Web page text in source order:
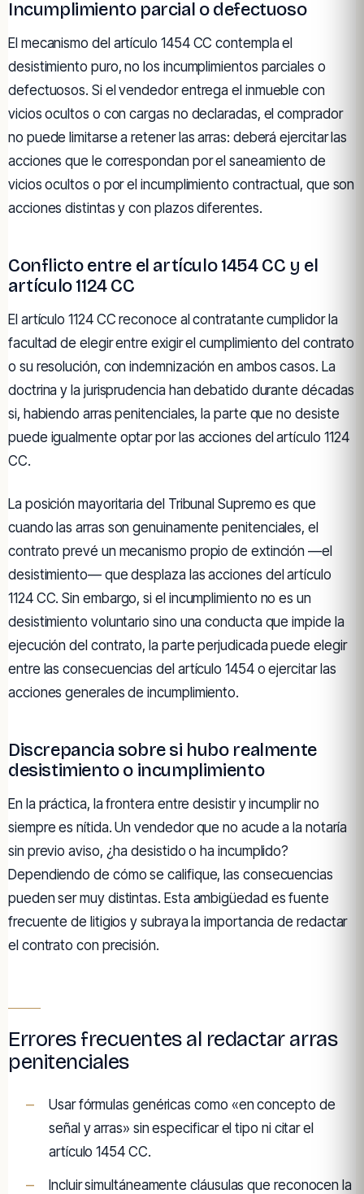
Incumplimiento parcial o defectuoso
El mecanismo del artículo 1454 CC contempla el
desistimiento puro, no los incumplimientos parciales o
defectuosos. Si el vendedor entrega el inmueble con
vicios ocultos o con cargas no declaradas, el comprador
no puede limitarse a retener las arras: deberá ejercitar las
acciones que le correspondan por el saneamiento de
vicios ocultos o por el incumplimiento contractual, que son
acciones distintas y con plazos diferentes.
Conflicto entre el artículo 1454 CC y el
artículo 1124 CC
El artículo 1124 CC reconoce al contratante cumplidor la
facultad de elegir entre exigir el cumplimiento del contrato
o su resolución, con indemnización en ambos casos. La
doctrina y la jurisprudencia han debatido durante décadas
si, habiendo arras penitenciales, la parte que no desiste
puede igualmente optar por las acciones del artículo 1124
CC.
La posición mayoritaria del Tribunal Supremo es que
cuando las arras son genuinamente penitenciales, el
contrato prevé un mecanismo propio de extinción —el
desistimiento— que desplaza las acciones del artículo
1124 CC. Sin embargo, si el incumplimiento no es un
desistimiento voluntario sino una conducta que impide la
ejecución del contrato, la parte perjudicada puede elegir
entre las consecuencias del artículo 1454 o ejercitar las
acciones generales de incumplimiento.
Discrepancia sobre si hubo realmente
desistimiento o incumplimiento
En la práctica, la frontera entre desistir y incumplir no
siempre es nítida. Un vendedor que no acude a la notaría
sin previo aviso, ¿ha desistido o ha incumplido?
Dependiendo de cómo se califique, las consecuencias
pueden ser muy distintas. Esta ambigüedad es fuente
frecuente de litigios y subraya la importancia de redactar
el contrato con precisión.
Errores frecuentes al redactar arras
penitenciales
Usar fórmulas genéricas como «en concepto de
señal y arras» sin especificar el tipo ni citar el
artículo 1454 CC.
Incluir simultáneamente cláusulas que reconocen la